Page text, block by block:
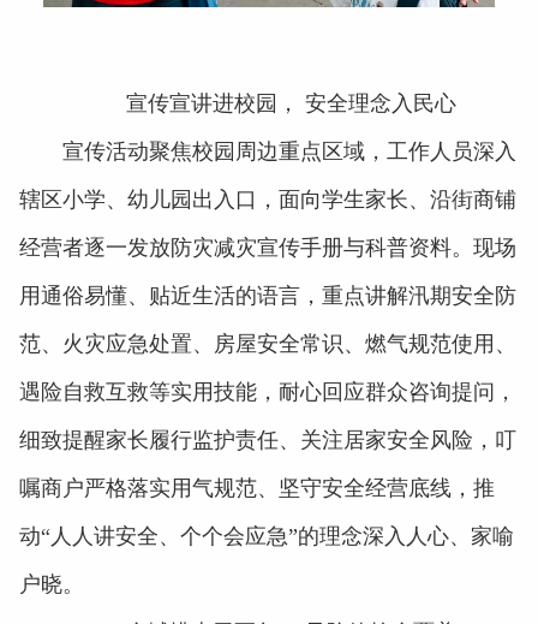
宣传宣讲进校园， 安全理念入民心
宣传活动聚焦校园周边重点区域，工作人员深入
辖区小学、幼儿园出入口，面向学生家长、沿街商铺
经营者逐一发放防灾减灾宣传手册与科普资料。现场
用通俗易懂、贴近生活的语言，重点讲解汛期安全防
范、火灾应急处置、房屋安全常识、燃气规范使用、
遇险自救互救等实用技能，耐心回应群众咨询提问，
细致提醒家长履行监护责任、关注居家安全风险，叮
嘱商户严格落实用气规范、坚守安全经营底线，推
动“人人讲安全、个个会应急”的理念深入人心、家喻
户晓。